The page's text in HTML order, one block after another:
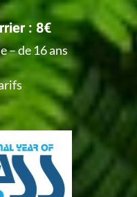
: 8€
– de 16 ans